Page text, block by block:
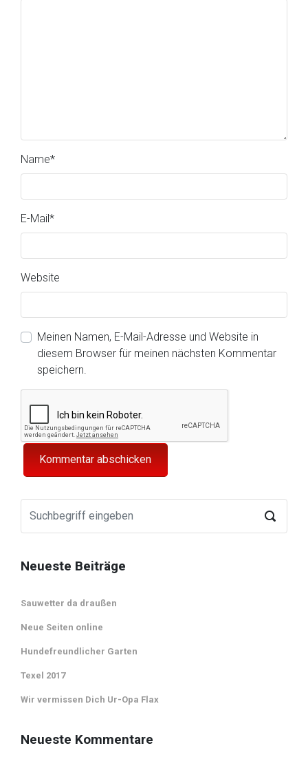
Name*
E-Mail*
Website
Meinen Namen, E-Mail-Adresse und Website in
diesem Browser für meinen nächsten Kommentar
speichern.
Neueste Beiträge
Sauwetter da draußen
Neue Seiten online
Hundefreundlicher Garten
Texel 2017
Wir vermissen Dich Ur-Opa Flax
Neueste Kommentare